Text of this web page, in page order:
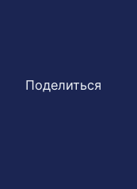
Поделиться